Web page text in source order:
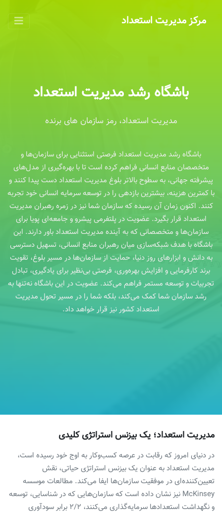
مرکز مدیریت استعداد
باشگاه رشد مدیریت استعداد
مدیریت استعداد، رمز سازمان های برنده
باشگاه رشد مدیریت استعداد فرصتی استثنایی برای سازمان‌ها و
متخصصان منابع انسانی فراهم کرده است تا با بهره‌گیری از مدل‌های
پیشرفته جهانی، به سطوح بالاتر بلوغ مدیریت استعداد دست پیدا کنند و
با کمترین هزینه، بیشترین بازدهی را در توسعه سرمایه انسانی خود تجربه
کنند. اکنون زمان آن رسیده که سازمان شما نیز در زمره رهبران مدیریت
استعداد قرار بگیرد. عضویت در پلتفرمی پیشرو و جامعه‌ای پویا برای
سازمان‌ها و متخصصانی که به آینده مدیریت استعداد باور دارند. این
باشگاه با هدف شبکه‌سازی میان رهبران منابع انسانی، تسهیل دسترسی
به دانش و ابزارهای روز دنیا، حمایت از سازمان‌ها در مسیر بلوغ، تقویت
برند کارفرمایی و افزایش بهره‌وری، فرصتی بی‌نظیر برای یادگیری، تبادل
تجربیات و توسعه مستمر فراهم می‌کند. عضویت در این باشگاه نه‌تنها به
رشد سازمان شما کمک می‌کند، بلکه شما را در مسیر تحول مدیریت
استعداد کشور نیز قرار خواهد داد.
مدیریت استعداد؛ یک بیزنس استراتژی کلیدی
در دنیای امروز که رقابت در عرصه کسب‌وکار به اوج خود رسیده است،
مدیریت استعداد به عنوان یک بیزنس استراتژی حیاتی، نقش
تعیین‌کننده‌ای در موفقیت سازمان‌ها ایفا می‌کند. مطالعات موسسه
McKinsey نیز نشان داده است که سازمان‌هایی که در شناسایی، توسعه
و نگهداشت استعدادها سرمایه‌گذاری می‌کنند، ۲/۲ برابر سودآوری